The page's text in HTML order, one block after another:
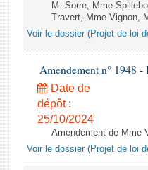
M. Sorre, Mme
Travert, Mme Vignon,
Voir le dossier (Projet de loi
Amendement n° 1948 -
Date de
dépôt :
25/10/2024
Amendement de Mme
Voir le dossier (Projet de loi